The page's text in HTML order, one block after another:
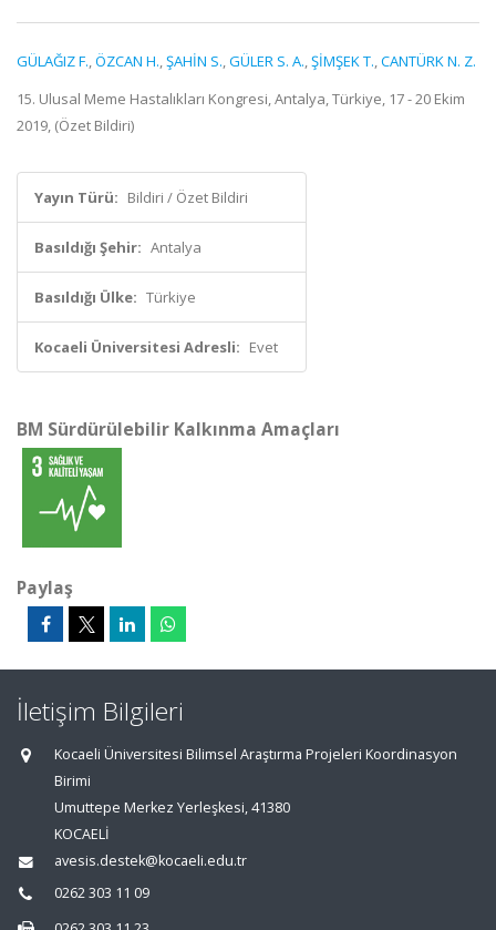
GÜLAĞIZ F.,ÖZCAN H.,ŞAHİN S.,GÜLER S. A.,ŞİMŞEK T.,CANTÜRK N. Z.
15. Ulusal Meme Hastalıkları Kongresi, Antalya, Türkiye, 17 - 20 Ekim
2019, (Özet Bildiri)
Yayın Türü: Bildiri / Özet Bildiri
Basıldığı Şehir: Antalya
Basıldığı Ülke: Türkiye
Kocaeli Üniversitesi Adresli: Evet
BM Sürdürülebilir Kalkınma Amaçları
Paylaş
İletişim Bilgileri
Kocaeli Üniversitesi Bilimsel Araştırma Projeleri Koordinasyon
Birimi
Umuttepe Merkez Yerleşkesi, 41380
KOCAELİ
avesis.destek@kocaeli.edu.tr
0262 303 11 09